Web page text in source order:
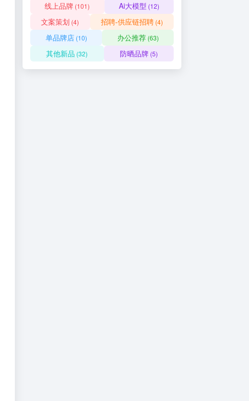
线上品牌 (101) Ai大模型 (12)
文案策划 (4) 招聘-供应链招聘(4)
单品牌店(10) 办公推荐(63)
其他新品 (32) 防晒品牌(5)